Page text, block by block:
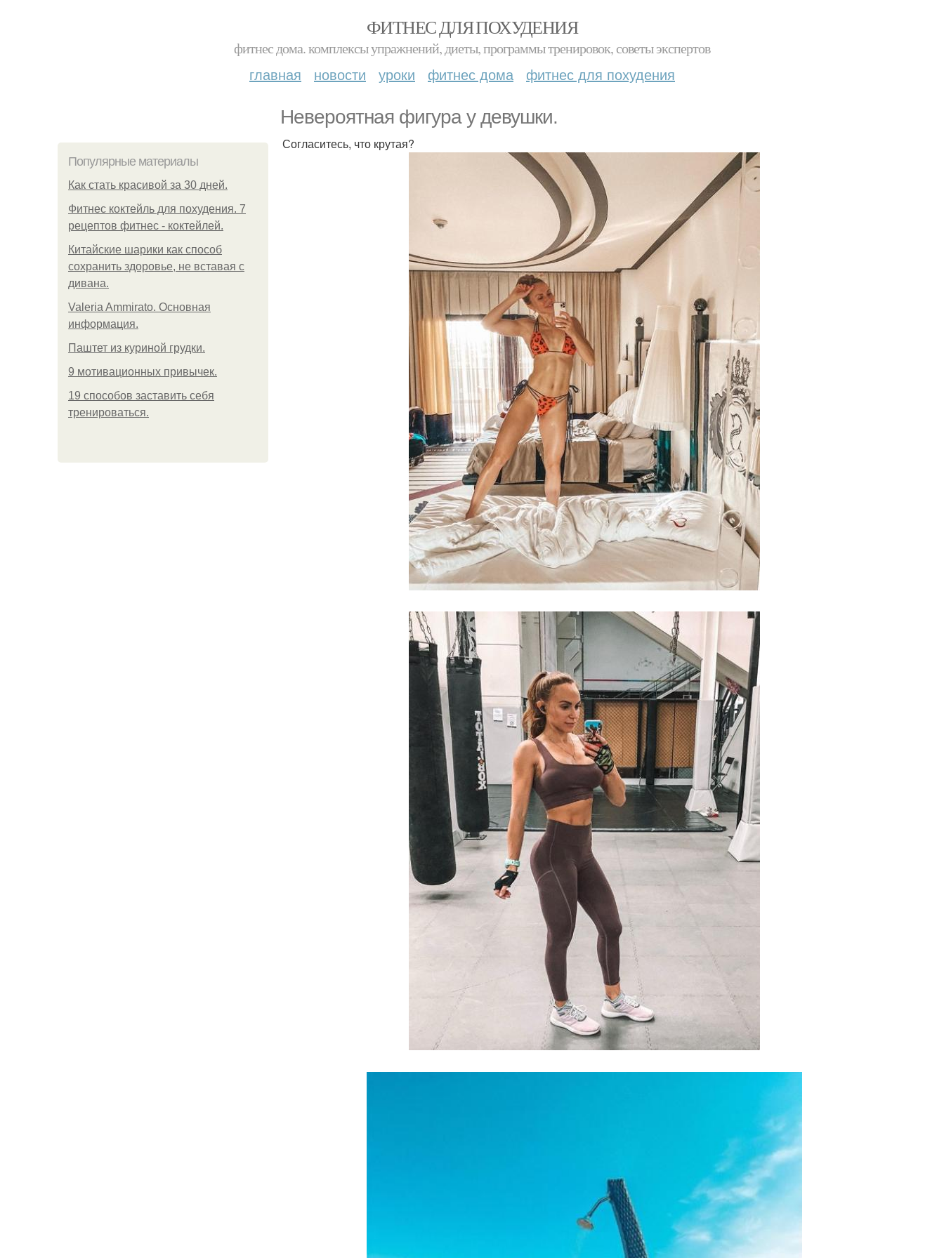
ФИТНЕС ДЛЯ ПОХУДЕНИЯ
фитнес дома. комплексы упражнений, диеты, программы тренировок, советы экспертов
главная новости уроки фитнес дома фитнес для похудения
Невероятная фигура у девушки.
Популярные материалы
Как стать красивой за 30 дней.
Фитнес коктейль для похудения. 7
рецептов фитнес - коктейлей.
Китайские шарики как способ
сохранить здоровье, не вставая с
дивана.
Valeria Ammirato. Основная
информация.
Паштет из куриной грудки.
9 мотивационных привычек.
19 способов заставить себя
тренироваться.
Согласитесь, что крутая?